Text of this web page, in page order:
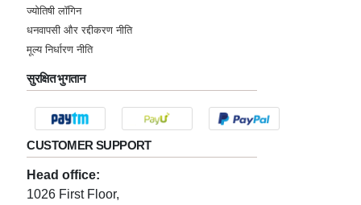
ज्योतिषी लॉगिन
धनवापसी और रद्दीकरण नीति
मूल्य निर्धारण नीति
सुरक्षित भुगतान
CUSTOMER SUPPORT
Head office:
1026 First Floor,